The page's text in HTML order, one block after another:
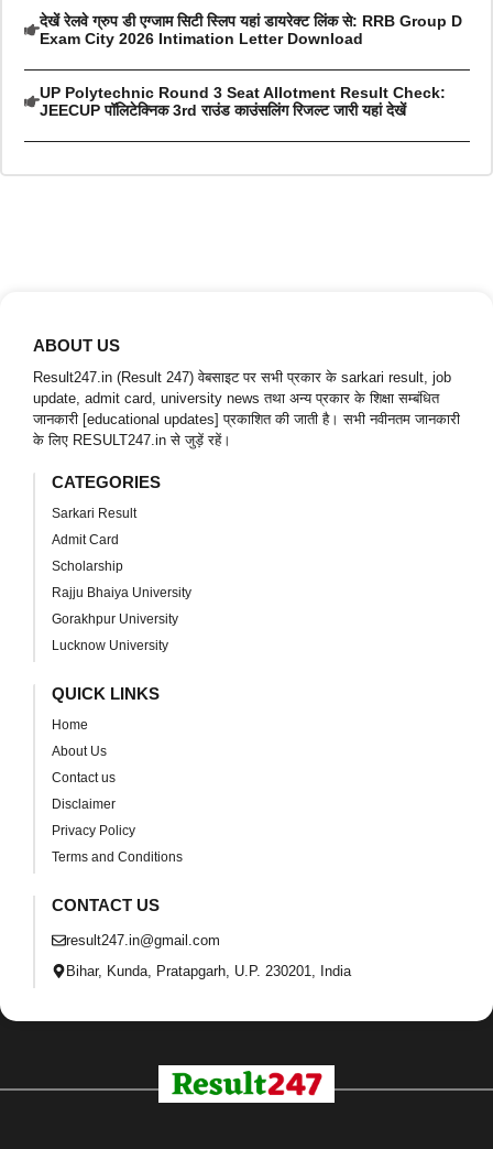
देखें रेलवे ग्रुप डी एग्जाम सिटी स्लिप यहां डायरेक्ट लिंक से: RRB Group D
Exam City 2026 Intimation Letter Download
UP Polytechnic Round 3 Seat Allotment Result Check:
JEECUP पॉलिटेक्निक 3rd राउंड काउंसलिंग रिजल्ट जारी यहां देखें
ABOUT US
Result247.in (Result 247) वेबसाइट पर सभी प्रकार के sarkari result, job
update, admit card, university news तथा अन्य प्रकार के शिक्षा सम्बंधित
जानकारी [educational updates] प्रकाशित की जाती है। सभी नवीनतम जानकारी
के लिए RESULT247.in से जुड़ें रहें।
CATEGORIES
Sarkari Result
Admit Card
Scholarship
Rajju Bhaiya University
Gorakhpur University
Lucknow University
QUICK LINKS
Home
About Us
Contact us
Disclaimer
Privacy Policy
Terms and Conditions
CONTACT US
result247.in@gmail.com
Bihar, Kunda, Pratapgarh, U.P. 230201, India